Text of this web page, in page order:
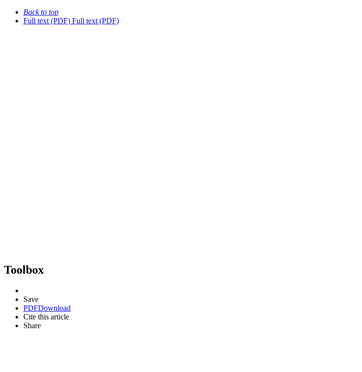
Back to top
Full text (PDF) Full text (PDF)
Toolbox
Save
PDFDownload
Cite this article
Share